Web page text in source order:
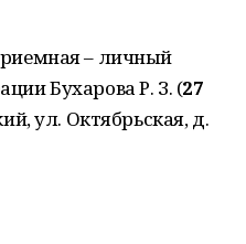
– личный
Бухарова Р. З. (27
ул. Октябрьская, д.